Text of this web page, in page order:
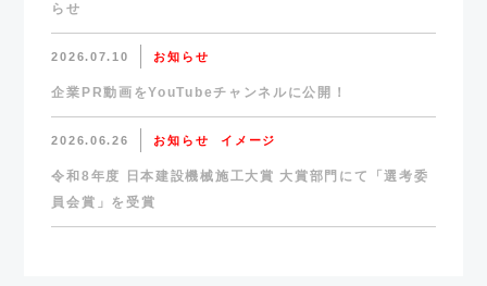
らせ
2026.07.10 お知らせ
企業PR動画をYouTubeチャンネルに公開！
2026.06.26 お知らせ イメージ
令和8年度 日本建設機械施工大賞 大賞部門にて「選考委
員会賞」を受賞